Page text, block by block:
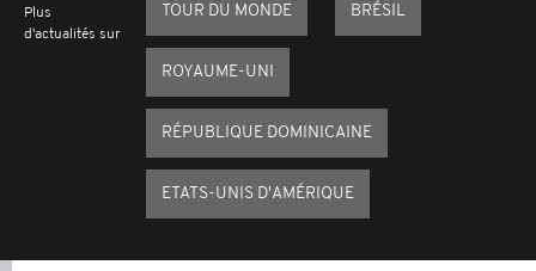
Plus
d'actualités sur
TOUR DU MONDE BRÉSIL
ROYAUME-UNI
RÉPUBLIQUE DOMINICAINE
ETATS-UNIS D'AMÉRIQUE